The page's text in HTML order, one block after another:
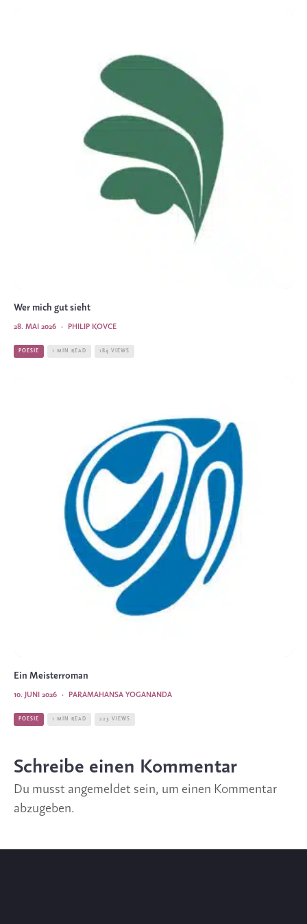
Wer mich gut sieht
PHILIP KOVCE
·
28. MAI 2026
POESIE 1 MIN READ 184 VIEWS
Ein Meisterroman
PARAMAHANSA YOGANANDA
·
10. JUNI 2026
POESIE 1 MIN READ 223 VIEWS
Schreibe einen Kommentar
Du musst angemeldet sein, um einen Kommentar
abzugeben.